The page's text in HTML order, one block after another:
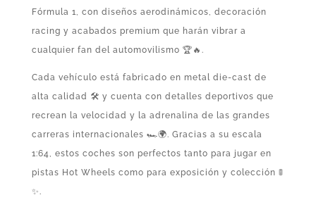
Fórmula 1, con diseños aerodinámicos, decoración
racing y acabados premium que harán vibrar a
cualquier fan del automovilismo 🏆🔥.
Cada vehículo está fabricado en metal die-cast de
alta calidad 🛠️ y cuenta con detalles deportivos que
recrean la velocidad y la adrenalina de las grandes
carreras internacionales 🏎️🌍. Gracias a su escala
1:64, estos coches son perfectos tanto para jugar en
pistas Hot Wheels como para exposición y colección 🚦
✨.